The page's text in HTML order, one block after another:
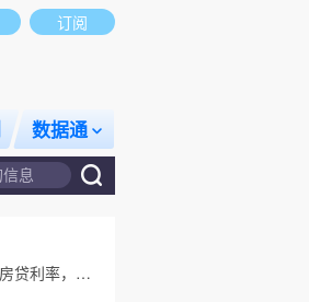
订阅
数据通
财经早知道｜部分银行房贷利率，降至“2字头